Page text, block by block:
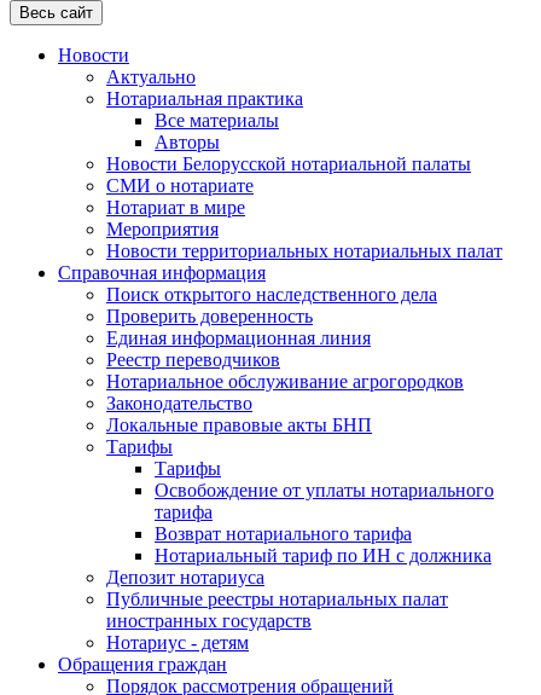
Весь сайт
Новости
Актуально
Нотариальная практика
Все материалы
Авторы
Новости Белорусской нотариальной палаты
СМИ о нотариате
Нотариат в мире
Мероприятия
Новости территориальных нотариальных палат
Справочная информация
Поиск открытого наследственного дела
Проверить доверенность
Единая информационная линия
Реестр переводчиков
Нотариальное обслуживание агрогородков
Законодательство
Локальные правовые акты БНП
Тарифы
Тарифы
Освобождение от уплаты нотариального
тарифа
Возврат нотариального тарифа
Нотариальный тариф по ИН с должника
Депозит нотариуса
Публичные реестры нотариальных палат
иностранных государств
Нотариус - детям
Обращения граждан
Порядок рассмотрения обращений